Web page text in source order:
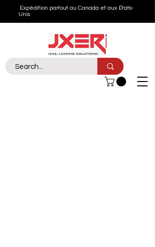
Expédition partout au Canada et aux États-
Unis